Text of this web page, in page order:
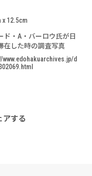
x 12.5cm
ド・A・バーロウ氏が日
在した時の調査写真
www.edohakuarchives.jp/d
アする